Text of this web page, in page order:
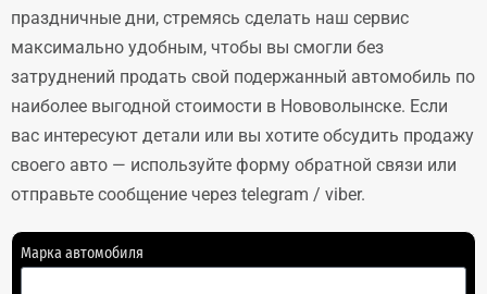
праздничные дни, стремясь сделать наш сервис
максимально удобным, чтобы вы смогли без
затруднений продать свой подержанный автомобиль по
наиболее выгодной стоимости в Нововолынске. Если
вас интересуют детали или вы хотите обсудить продажу
своего авто — используйте форму обратной связи или
отправьте сообщение через telegram / viber.
Марка автомобиля